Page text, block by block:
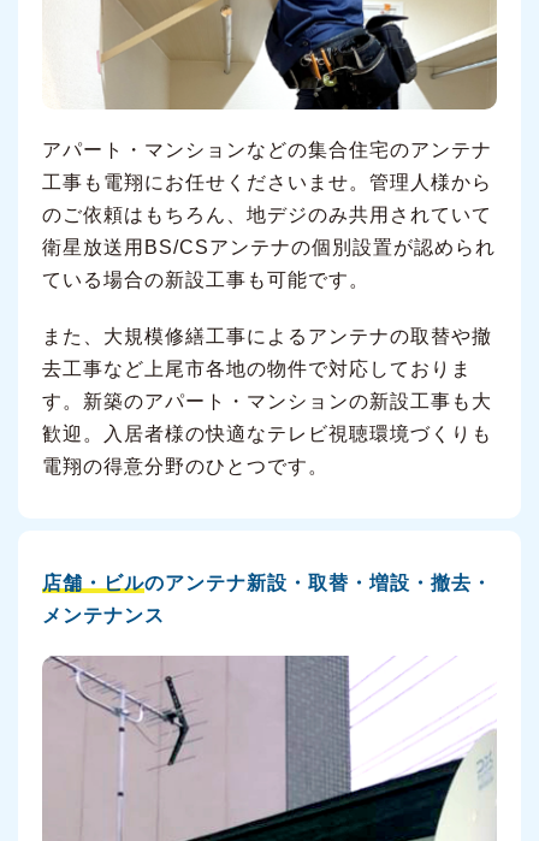
アパート・マンションなどの集合住宅のアンテナ
工事も電翔にお任せくださいませ。管理人様から
のご依頼はもちろん、地デジのみ共用されていて
衛星放送用BS/CSアンテナの個別設置が認められ
ている場合の新設工事も可能です。
また、大規模修繕工事によるアンテナの取替や撤
去工事など上尾市各地の物件で対応しておりま
す。新築のアパート・マンションの新設工事も大
歓迎。入居者様の快適なテレビ視聴環境づくりも
電翔の得意分野のひとつです。
店舗・ビルのアンテナ新設・取替・増設・撤去・
メンテナンス